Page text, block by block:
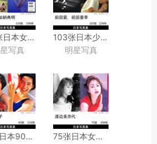
女女星泳装艺术写真集
本女星村岡綾佳泳装内衣写真集
やか』
書房]
作品
写真
103张日本少女前田愛,
前田亜季复古胶片写真
亜季写真集
1311』
[ワニブックス
[，
藤井春日摄影作品
明星写真
理奈写真集
本90年代写真偶像戸口彩也子
75张日本女星昭和写真偶像